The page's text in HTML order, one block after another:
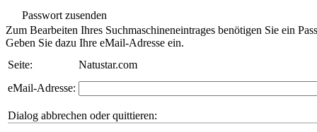
Passwort zusenden
Zum Bearbeiten Ihres Suchmaschineneintrages benötigen Sie ein
Geben Sie dazu Ihre eMail-Adresse ein.
Seite:
Natustar.com
eMail-Adresse:
Dialog abbrechen oder quittieren: